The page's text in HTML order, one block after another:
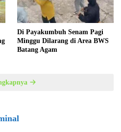
Di Payakumbuh Senam Pagi
Minggu Dilarang di Area BWS
Batang Agam